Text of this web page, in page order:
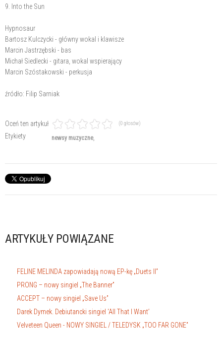
9. Into the Sun
Hypnosaur
Bartosz Kulczycki - główny wokal i klawisze
Marcin Jastrzębski - bas
Michał Siedlecki - gitara, wokal wspierający
Marcin Szóstakowski - perkusja
źródło: Filip Sarniak
Oceń ten artykuł (0 głosów)
Etykiety newsy muzyczne
ARTYKUŁY POWIĄZANE
FELINE MELINDA zapowiadają nową EP-kę „Duets II”
PRONG – nowy singiel „The Banner”
ACCEPT – nowy singiel „Save Us”
Darek Dymek. Debiutancki singiel ‘All That I Want’
Velveteen Queen - NOWY SINGIEL / TELEDYSK „TOO FAR GONE”